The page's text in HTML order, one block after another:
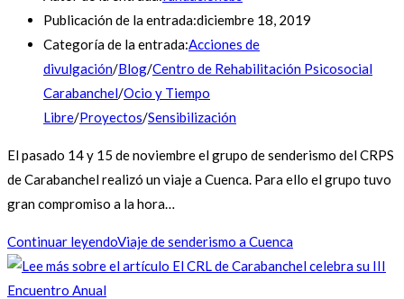
Publicación de la entrada:diciembre 18, 2019
Categoría de la entrada:Acciones de
divulgación/Blog/Centro de Rehabilitación Psicosocial
Carabanchel/Ocio y Tiempo
Libre/Proyectos/Sensibilización
El pasado 14 y 15 de noviembre el grupo de senderismo del CRPS
de Carabanchel realizó un viaje a Cuenca. Para ello el grupo tuvo
gran compromiso a la hora…
Continuar leyendoViaje de senderismo a Cuenca